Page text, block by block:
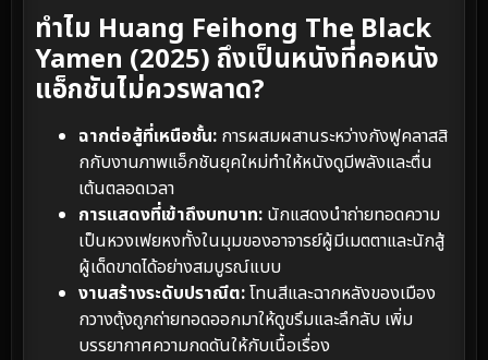
ทำไม Huang Feihong The Black
Yamen (2025) ถึงเป็นหนังที่คอหนัง
แอ็กชันไม่ควรพลาด?
ฉากต่อสู้ที่เหนือชั้น: การผสมผสานระหว่างกังฟูคลาสสิ
กกับงานภาพแอ็กชันยุคใหม่ทำให้หนังดูมีพลังและตื่น
เต้นตลอดเวลา
การแสดงที่เข้าถึงบทบาท: นักแสดงนำถ่ายทอดความ
เป็นหวงเฟยหงทั้งในมุมของอาจารย์ผู้มีเมตตาและนักสู้
ผู้เด็ดขาดได้อย่างสมบูรณ์แบบ
งานสร้างระดับปราณีต:โทนสีและฉากหลังของเมือง
กวางตุ้งถูกถ่ายทอดออกมาให้ดูขรึมและลึกลับ เพิ่ม
บรรยากาศความกดดันให้กับเนื้อเรื่อง